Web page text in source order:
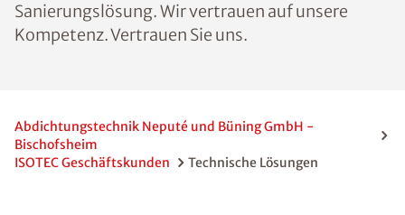
Sanierungslösung. Wir vertrauen auf unsere
Kompetenz. Vertrauen Sie uns.
Abdichtungstechnik Neputé und Büning GmbH -
Bischofsheim
ISOTEC Geschäftskunden
Technische Lösungen